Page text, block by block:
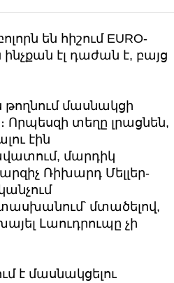
են հիշում EURO-
էլ դաժան է, բայց
մասնակցի
Որպեսզի տեղը լրացնեն,
էին
մարդիկ
Ռիխարդ Մելլեր-
մտածելով,
Լաուդրուպը չի
է մասնակցելու